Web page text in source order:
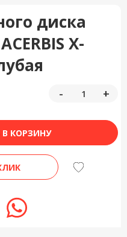
диска
X-
- +
КОРЗИНУ